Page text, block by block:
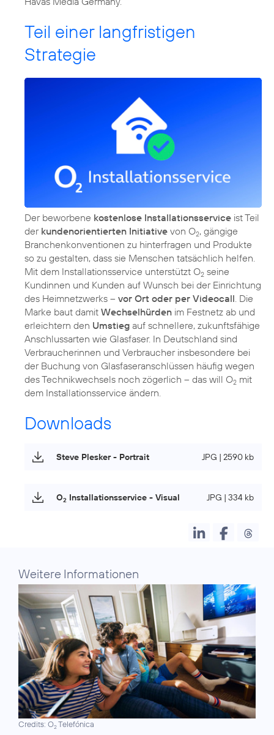
Teil einer langfristigen
Strategie
Der beworbene kostenlose Installationsservice ist Teil
der kundenorientierten Initiative von O2, gängige
Branchenkonventionen zu hinterfragen und Produkte
so zu gestalten, dass sie Menschen tatsächlich helfen.
Mit dem Installationsservice unterstützt O2 seine
Kundinnen und Kunden auf Wunsch bei der Einrichtung
des Heimnetzwerks – vor Ort oder per Videocall. Die
Marke baut damit Wechselhürden im Festnetz ab und
erleichtern den Umstieg auf schnellere, zukunftsfähige
Anschlussarten wie Glasfaser. In Deutschland sind
Verbraucherinnen und Verbraucher insbesondere bei
der Buchung von Glasfaseranschlüssen häufig wegen
des Technikwechsels noch zögerlich – das will O2 mit
dem Installationsservice ändern.
Downloads
Steve Plesker - Portrait JPG | 2590 kb
O2 Installationsservice - Visual JPG | 334 kb
Weitere Informationen
Credits: O2Telefónica